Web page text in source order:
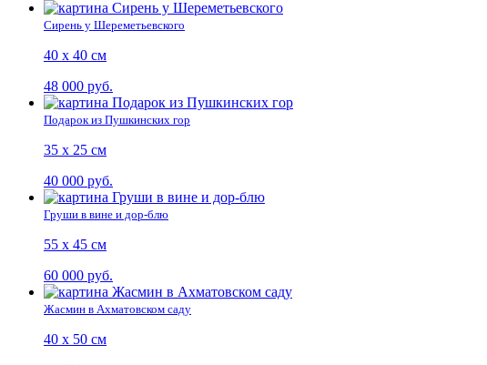
Сирень у Шереметьевского
40 х 40 см
48 000 руб.
Подарок из Пушкинских гор
35 х 25 см
40 000 руб.
Груши в вине и дор-блю
55 х 45 см
60 000 руб.
Жасмин в Ахматовском саду
40 х 50 см